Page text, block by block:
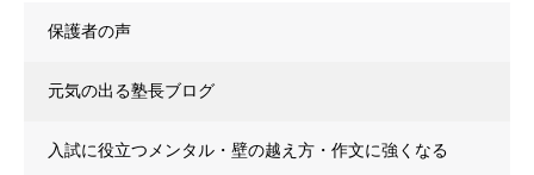
保護者の声
元気の出る塾長ブログ
入試に役立つメンタル・壁の越え方・作文に強くなる